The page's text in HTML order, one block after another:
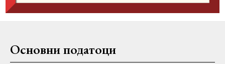
Основни податоци